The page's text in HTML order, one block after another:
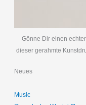
Gönne Dir einen
dieser gerahmte
Neues
Music